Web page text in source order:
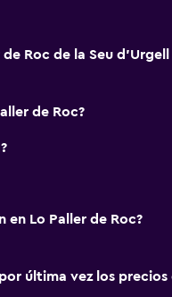
Roc de la Seu d'Urgell
de Roc?
en Lo Paller de Roc?
última vez los precios